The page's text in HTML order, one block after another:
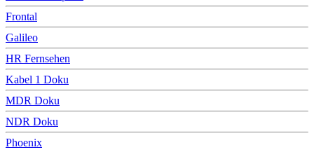
Frontal
Galileo
HR Fernsehen
Kabel 1 Doku
MDR Doku
NDR Doku
Phoenix